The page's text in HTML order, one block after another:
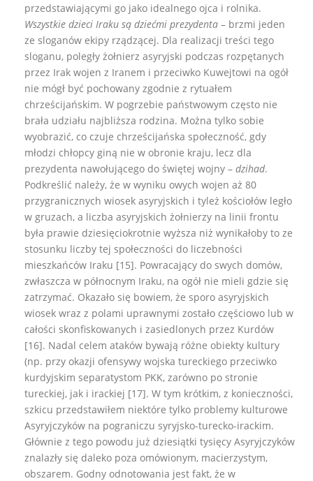
przedstawiającymi go jako idealnego ojca i rolnika.
Wszystkie dzieci Iraku są dziećmi prezydenta – brzmi jeden
ze sloganów ekipy rządzącej. Dla realizacji treści tego
sloganu, poległy żołnierz asyryjski podczas rozpętanych
przez Irak wojen z Iranem i przeciwko Kuwejtowi na ogół
nie mógł być pochowany zgodnie z rytuałem
chrześcijańskim. W pogrzebie państwowym często nie
brała udziału najbliższa rodzina. Można tylko sobie
wyobrazić, co czuje chrześcijańska społeczność, gdy
młodzi chłopcy giną nie w obronie kraju, lecz dla
prezydenta nawołującego do świętej wojny – dzihad.
Podkreślić należy, że w wyniku owych wojen aż 80
przygranicznych wiosek asyryjskich i tyleż kościołów legło
w gruzach, a liczba asyryjskich żołnierzy na linii frontu
była prawie dziesięciokrotnie wyższa niż wynikałoby to ze
stosunku liczby tej społeczności do liczebności
mieszkańców Iraku [15]. Powracający do swych domów,
zwłaszcza w północnym Iraku, na ogół nie mieli gdzie się
zatrzymać. Okazało się bowiem, że sporo asyryjskich
wiosek wraz z polami uprawnymi zostało częściowo lub w
całości skonfiskowanych i zasiedlonych przez Kurdów
[16]. Nadal celem ataków bywają różne obiekty kultury
(np. przy okazji ofensywy wojska tureckiego przeciwko
kurdyjskim separatystom PKK, zarówno po stronie
tureckiej, jak i irackiej [17]. W tym krótkim, z konieczności,
szkicu przedstawiłem niektóre tylko problemy kulturowe
Asyryjczyków na pograniczu syryjsko-turecko-irackim.
Głównie z tego powodu już dziesiątki tysięcy Asyryjczyków
znalazły się daleko poza omówionym, macierzystym,
obszarem. Godny odnotowania jest fakt, że w